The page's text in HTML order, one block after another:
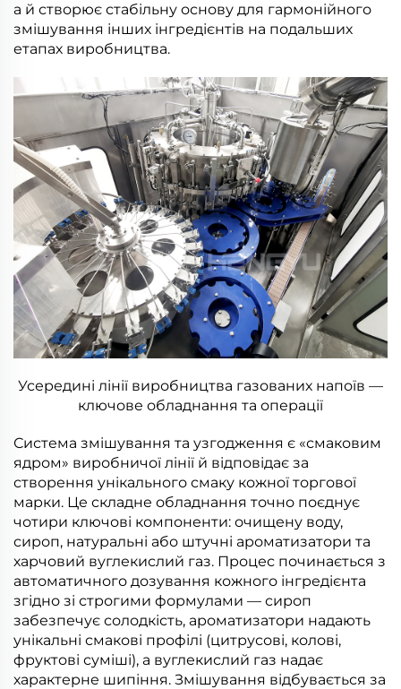
а й створює стабільну основу для гармонійного
змішування інших інгредієнтів на подальших
етапах виробництва.
Усередині лінії виробництва газованих напоїв —
ключове обладнання та операції
Система змішування та узгодження є «смаковим
ядром» виробничої лінії й відповідає за
створення унікального смаку кожної торгової
марки. Це складне обладнання точно поєднує
чотири ключові компоненти: очищену воду,
сироп, натуральні або штучні ароматизатори та
харчовий вуглекислий газ. Процес починається з
автоматичного дозування кожного інгредієнта
згідно зі строгими формулами — сироп
забезпечує солодкість, ароматизатори надають
унікальні смакові профілі (цитрусові, колові,
фруктові суміші), а вуглекислий газ надає
характерне шипіння. Змішування відбувається за